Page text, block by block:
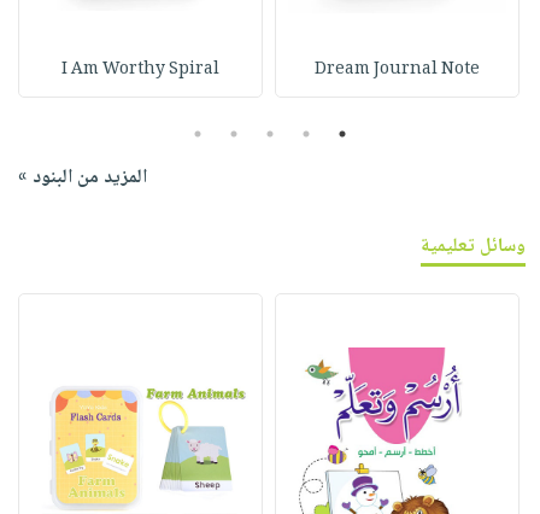
Dream Journal Note
I Am Worthy Spiral
1
2
3
4
5
المزيد من البنود »
وسائل تعليمية